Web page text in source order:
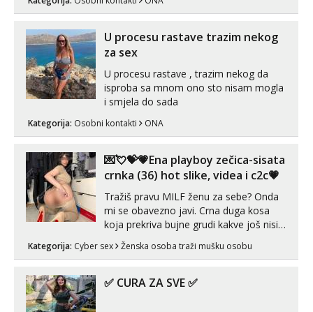
U procesu rastave trazim nekog
za sex
U procesu rastave , trazim nekog da
isproba sa mnom ono sto nisam mogla
i smjela do sada
Kategorija: Osobni kontakti ONA
💌💘💝💗Ena playboy zečica-sisata
crnka (36) hot slike, videa i c2c💗
Tražiš pravu MILF ženu za sebe? Onda
mi se obavezno javi. Crna duga kosa
koja prekriva bujne grudi kakve još nisi
vidio, čista ŠESTICA! A usne? O usnama
bolje da ni ne pričam. Prave pune usne
vjeruj mi, takve još nisi vidio. Uvijek sam
Kategorija: Cyber sex Ženska osoba traži mušku osobu
✅ CURA ZA SVE ✅